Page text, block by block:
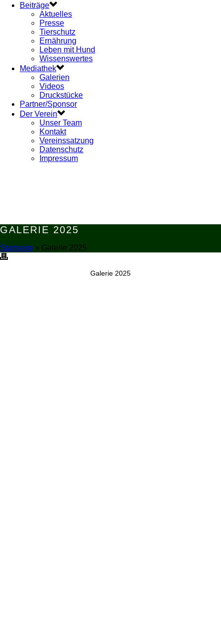
Beiträge
Aktuelles
Presse
Tierschutz
Ernährung
Leben mit Hund
Wissenswertes
Mediathek
Galerien
Videos
Druckstücke
Partner/Sponsor
Der Verein
Unser Team
Kontakt
Vereinssatzung
Datenschutz
Impressum
GALERIE 2025
Startseite » Galerie 2025
Galerie 2025